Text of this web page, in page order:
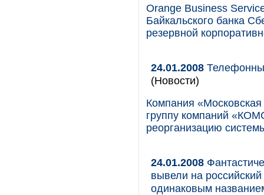
Orange Business
Байкальского банка
резервной
24.01.2008
(Новости)
Компания
группу компаний
реорганизацию
24.01.2008
вывели на
одинаковым